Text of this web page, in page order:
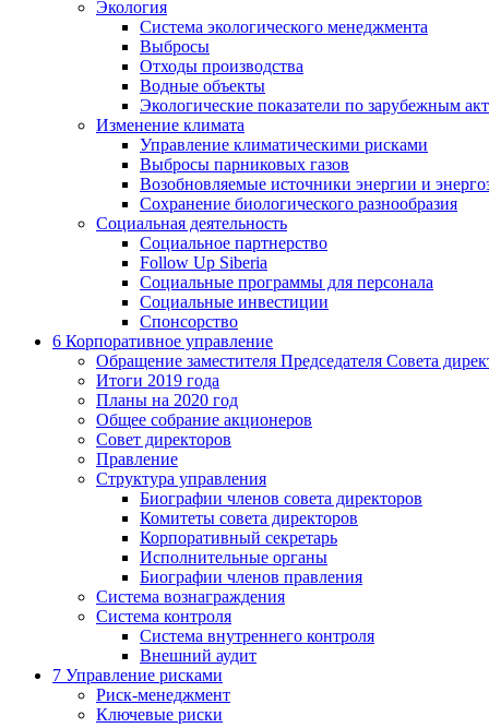
Экология
Система экологического менеджмента
Выбросы
Отходы производства
Водные объекты
Экологические показатели по зарубежным
Изменение климата
Управление климатическими рисками
Выбросы парниковых газов
Возобновляемые источники энергии и
Сохранение биологического разнообразия
Социальная деятельность
Социальное партнерство
Follow Up Siberia
Социальные программы для персонала
Социальные инвестиции
Спонсорство
6 Корпоративное управление
Обращение заместителя Председателя Совета
Итоги 2019 года
Планы на 2020 год
Общее собрание акционеров
Совет директоров
Правление
Структура управления
Биографии членов совета директоров
Комитеты совета директоров
Корпоративный секретарь
Исполнительные органы
Биографии членов правления
Система вознаграждения
Система контроля
Система внутреннего контроля
Внешний аудит
7 Управление рисками
Риск-менеджмент
Ключевые риски